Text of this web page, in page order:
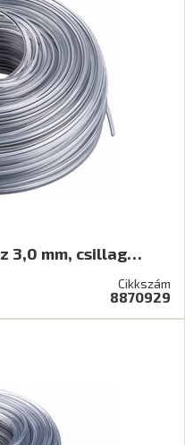
3,0 mm, csillag…
Cikkszám
8870929